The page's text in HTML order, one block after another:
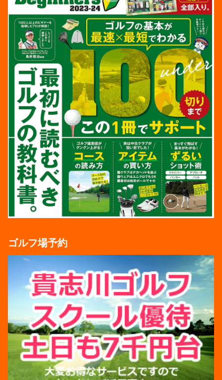
ゴルフ場予約